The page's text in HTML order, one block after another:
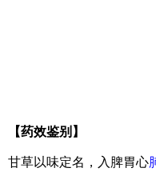
【药效鉴别】
甘草以味定名，入脾胃心